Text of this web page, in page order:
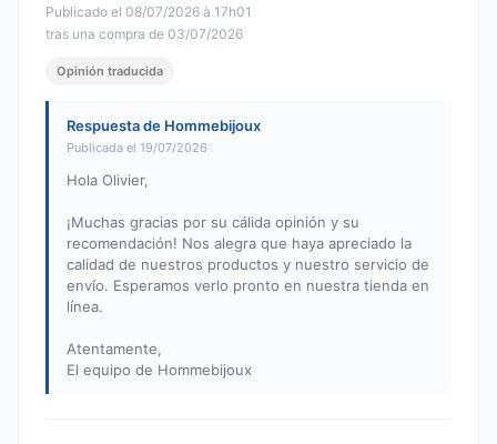
Publicado el 08/07/2026 à 17h01
tras una compra de 03/07/2026
Opinión traducida
Respuesta de Hommebijoux
Publicada el 19/07/2026
Hola Olivier,
¡Muchas gracias por su cálida opinión y su
recomendación! Nos alegra que haya apreciado la
calidad de nuestros productos y nuestro servicio de
envío. Esperamos verlo pronto en nuestra tienda en
línea.
Atentamente,
El equipo de Hommebijoux